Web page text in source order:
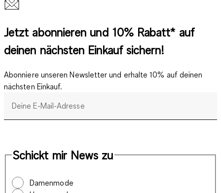
Jetzt abonnieren und 10% Rabatt* auf
deinen nächsten Einkauf sichern!
Abonniere unseren Newsletter und erhalte 10% auf deinen
nächsten Einkauf.
Deine E-Mail-Adresse
Schickt mir News zu
Damenmode